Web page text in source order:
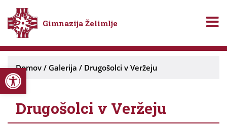
Open toolbar
Gimnazija Želimlje
Domov / Galerija / Drugošolci v Veržeju
Drugošolci v Veržeju